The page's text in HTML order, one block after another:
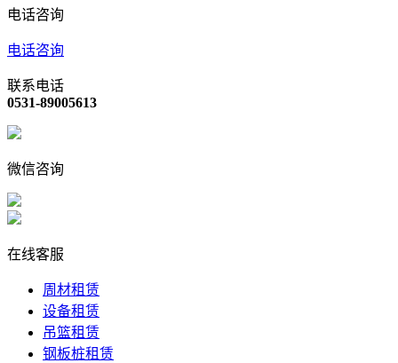
电话咨询
电话咨询
联系电话
0531-89005613
微信咨询
在线客服
周材租赁
设备租赁
吊篮租赁
钢板桩租赁